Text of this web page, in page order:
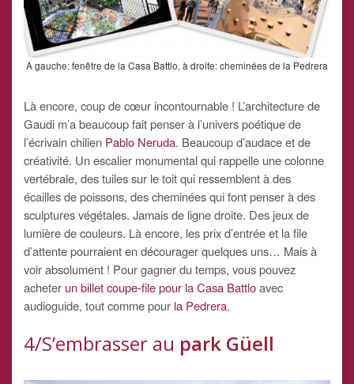
A gauche: fenêtre de la Casa Battlo, à droite: cheminées de la Pedrera
Là encore, coup de cœur incontournable ! L’architecture de
Gaudi m’a beaucoup fait penser à l’univers poétique de
l’écrivain chilien Pablo Neruda. Beaucoup d’audace et de
créativité. Un escalier monumental qui rappelle une colonne
vertébrale, des tuiles sur le toit qui ressemblent à des
écailles de poissons, des cheminées qui font penser à des
sculptures végétales. Jamais de ligne droite. Des jeux de
lumière de couleurs. Là encore, les prix d’entrée et la file
d’attente pourraient en décourager quelques uns… Mais à
voir absolument ! Pour gagner du temps, vous pouvez
acheter un billet coupe-file pour la Casa Battloavec
audioguide, tout comme pour la Pedrera.
4/S’embrasser au park Güell